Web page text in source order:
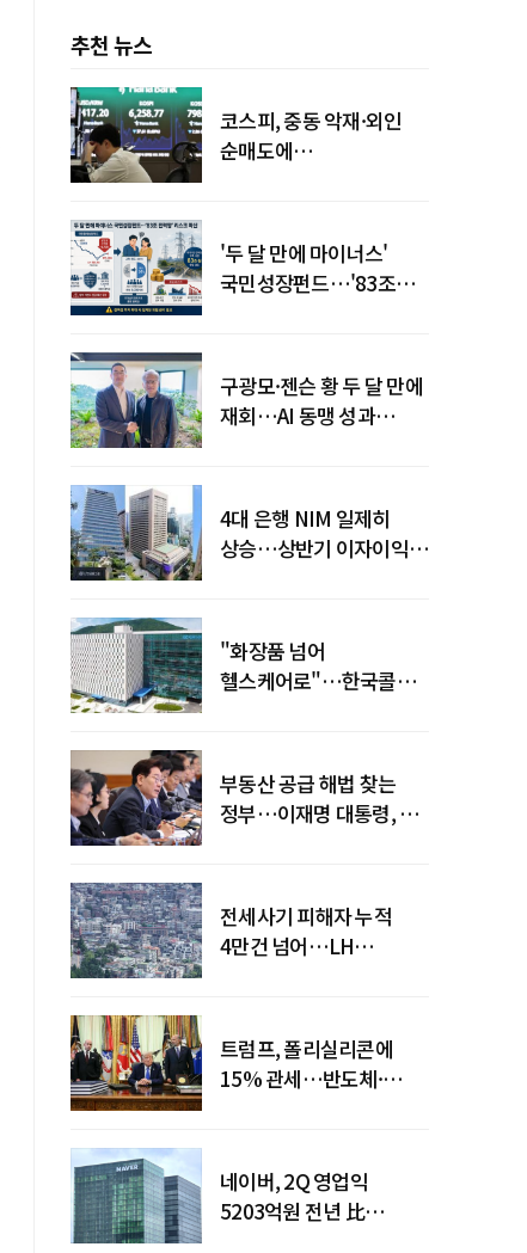
추천 뉴스
코스피, 중동 악재·외인
순매도에
'두 달 만에 마이너스'
국민성장펀드…'83조
구광모·젠슨 황 두 달 만에
재회…AI 동맹 성과
4대 은행 NIM 일제히
상승…상반기 이자이익
"화장품 넘어
헬스케어로"…한국콜마,
부동산 공급 해법 찾는
정부…이재명 대통령, 2차
전세사기 피해자 누적
4만건 넘어…LH
트럼프, 폴리실리콘에
15% 관세…반도체·
네이버, 2Q 영업익
5203억원 전년 比